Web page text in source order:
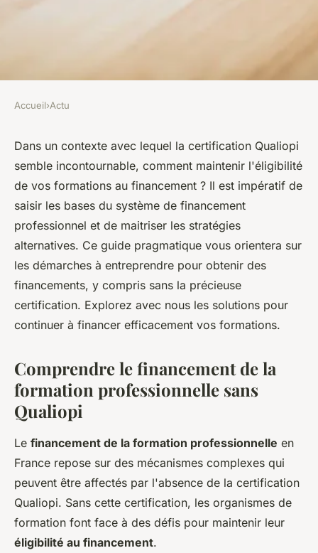
Comment rendre vos
formations éligibles aux
financements sans la
certification Qualiopi ?
léonne•11 mars 2024•3 min de lecture
Accueil›Actu
Dans un contexte avec lequel la certification Qualiopi
semble incontournable, comment maintenir l'éligibilité
de vos formations au financement ? Il est impératif de
saisir les bases du système de financement
professionnel et de maitriser les stratégies
alternatives. Ce guide pragmatique vous orientera sur
les démarches à entreprendre pour obtenir des
financements, y compris sans la précieuse
certification. Explorez avec nous les solutions pour
continuer à financer efficacement vos formations.
Comprendre le financement de la
formation professionnelle sans
Qualiopi
Le financement de la formation professionnelle en
France repose sur des mécanismes complexes qui
peuvent être affectés par l'absence de la certification
Qualiopi. Sans cette certification, les organismes de
formation font face à des défis pour maintenir leur
éligibilité au financement.